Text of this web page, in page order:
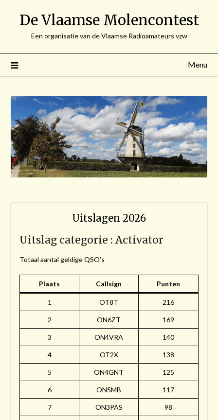
De Vlaamse Molencontest
Een organisatie van de Vlaamse Radioamateurs vzw
Menu
Uitslagen 2026
Uitslag categorie : Activator
Totaal aantal geldige QSO’s
Plaats Callsign Punten
1 OT8T 216
2 ON6ZT 169
3 ON4VRA 140
4 OT2X 138
5 ON4GNT 125
6 ON5MB 117
7 ON3PAS 98